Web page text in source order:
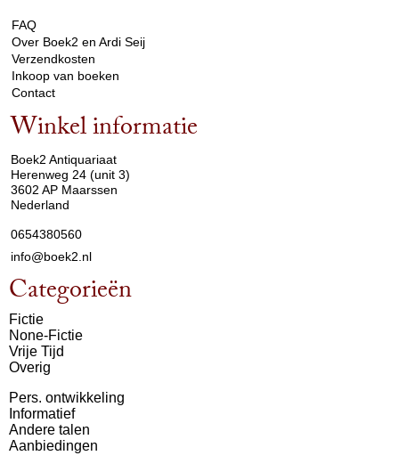
FAQ
Over Boek2 en Ardi Seij
Verzendkosten
Inkoop van boeken
Contact
Winkel informatie
Boek2 Antiquariaat
Herenweg 24 (unit 3)
3602 AP Maarssen
Nederland
0654380560
info@boek2.nl
Categorieën
Fictie
None-Fictie
Vrije Tijd
Overig
Pers. ontwikkeling
Informatief
Andere talen
Aanbiedingen